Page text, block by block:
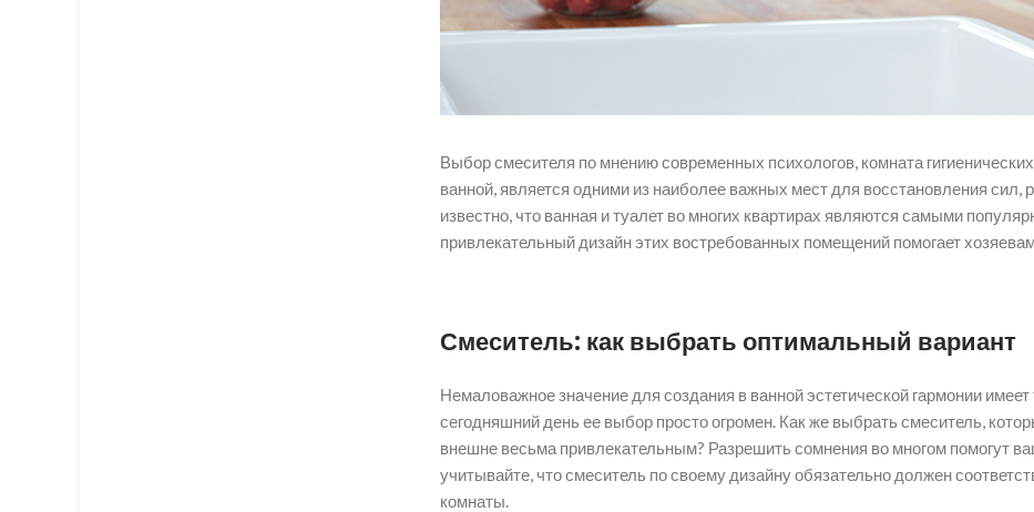
Выбор смесителя по мнению современных психологов, комната
ванной, является одними из наиболее важных мест для восстановления сил,
известно, что ванная и туалет во многих квартирах являются самыми
привлекательный дизайн этих востребованных помещений помогает
Смеситель: как выбрать оптимальный вариант
Немаловажное значение для создания в ванной эстетической гармонии
сегодняшний день ее выбор просто огромен. Как же выбрать смеситель,
внешне весьма привлекательным? Разрешить сомнения во многом помогут
учитывайте, что смеситель по своему дизайну обязательно должен
комнаты.